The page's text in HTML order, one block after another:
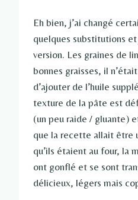
Eh bien, j’ai changé
quelques substitutions
version. Les graines de
bonnes graisses, il
d’ajouter de l’huile
texture de la pâte est
(un peu raide / gluante)
que la recette allait être
qu’ils étaient au four, la
ont gonflé et se sont
délicieux, légers mais